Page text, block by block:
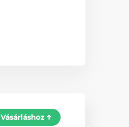
Vásárláshoz